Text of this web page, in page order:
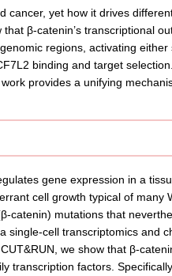
yet how it drives
β-catenin’s transcriptional
regions, activating
binding and target
provides a unifying
gene expression in a
cell growth typical of many
catenin) mutations that
single-cell transcriptomics and
we show that β-
transcription factors.